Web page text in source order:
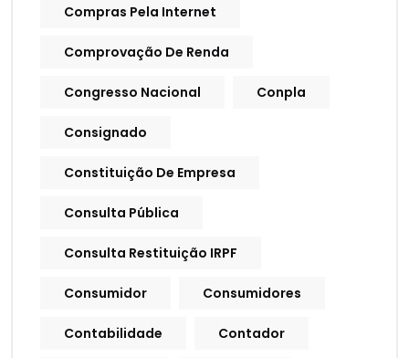
Compras Pela Internet
Comprovação De Renda
Congresso Nacional Conpla
Consignado
Constituição De Empresa
Consulta Pública
Consulta Restituição IRPF
Consumidor Consumidores
Contabilidade Contador